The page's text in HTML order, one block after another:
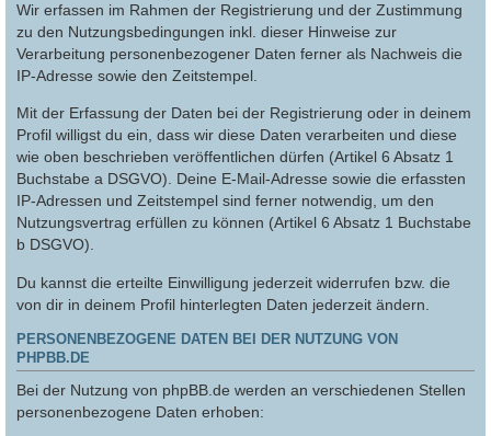
Wir erfassen im Rahmen der Registrierung und der Zustimmung
zu den Nutzungsbedingungen inkl. dieser Hinweise zur
Verarbeitung personenbezogener Daten ferner als Nachweis die
IP-Adresse sowie den Zeitstempel.
Mit der Erfassung der Daten bei der Registrierung oder in deinem
Profil willigst du ein, dass wir diese Daten verarbeiten und diese
wie oben beschrieben veröffentlichen dürfen (Artikel 6 Absatz 1
Buchstabe a DSGVO). Deine E-Mail-Adresse sowie die erfassten
IP-Adressen und Zeitstempel sind ferner notwendig, um den
Nutzungsvertrag erfüllen zu können (Artikel 6 Absatz 1 Buchstabe
b DSGVO).
Du kannst die erteilte Einwilligung jederzeit widerrufen bzw. die
von dir in deinem Profil hinterlegten Daten jederzeit ändern.
PERSONENBEZOGENE DATEN BEI DER NUTZUNG VON
PHPBB.DE
Bei der Nutzung von phpBB.de werden an verschiedenen Stellen
personenbezogene Daten erhoben: